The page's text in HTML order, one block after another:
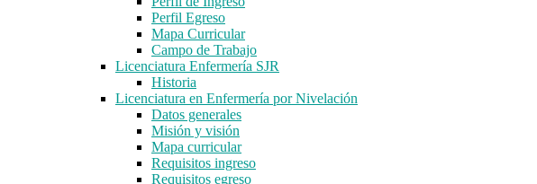
Perfil Egreso
Mapa Curricular
Campo de Trabajo
Licenciatura Enfermería SJR
Historia
Licenciatura en Enfermería por Nivelación
Datos generales
Misión y visión
Mapa curricular
Requisitos ingreso
Requisitos egreso